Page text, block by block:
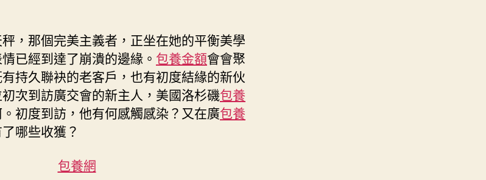
夜
集
專
包
養
網
，那個完美主義者，正坐在她的平衡美學
已經到達了崩潰的邊緣。 包養金額會會聚
持久聯袂的老客戶，也有初度結緣的新伙
次到訪廣交會的新主人，美國洛杉磯包養
初度到訪，他有何感觸感染？又在廣包養
哪些收獲？
包養網